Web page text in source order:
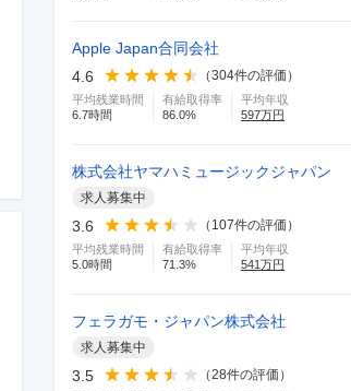
Apple Japan合同会社
4.6
（304件の評価）
平均残業時間
6.7時間
有給取得率
86.0%
平均年収
597万円
株式会社ヤマハミュージックジャパン
求人募集中
3.6 （ 107件の評価）
平均残業時間
5.0時間
有給取得率
71.3%
平均年収
541 万円
フェラガモ・ジャパン株式会社
求人募集中
3.5 （28件の評価）